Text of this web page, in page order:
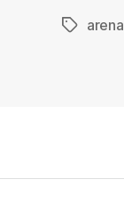
Etiquetas
arena